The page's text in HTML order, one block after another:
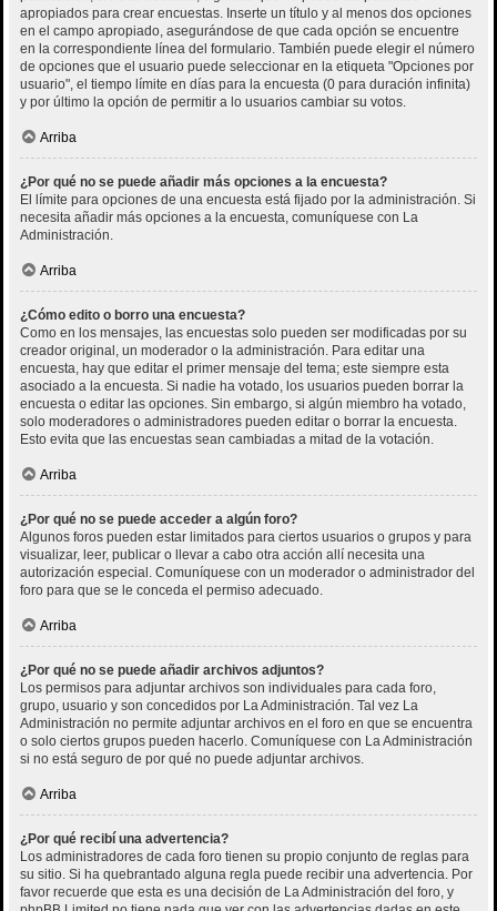
apropiados para crear encuestas. Inserte un título y al menos dos opciones
en el campo apropiado, asegurándose de que cada opción se encuentre
en la correspondiente línea del formulario. También puede elegir el número
de opciones que el usuario puede seleccionar en la etiqueta "Opciones por
usuario", el tiempo límite en días para la encuesta (0 para duración infinita)
y por último la opción de permitir a lo usuarios cambiar su votos.
Arriba
¿Por qué no se puede añadir más opciones a la encuesta?
El límite para opciones de una encuesta está fijado por la administración. Si
necesita añadir más opciones a la encuesta, comuníquese con La
Administración.
Arriba
¿Cómo edito o borro una encuesta?
Como en los mensajes, las encuestas solo pueden ser modificadas por su
creador original, un moderador o la administración. Para editar una
encuesta, hay que editar el primer mensaje del tema; este siempre esta
asociado a la encuesta. Si nadie ha votado, los usuarios pueden borrar la
encuesta o editar las opciones. Sin embargo, si algún miembro ha votado,
solo moderadores o administradores pueden editar o borrar la encuesta.
Esto evita que las encuestas sean cambiadas a mitad de la votación.
Arriba
¿Por qué no se puede acceder a algún foro?
Algunos foros pueden estar limitados para ciertos usuarios o grupos y para
visualizar, leer, publicar o llevar a cabo otra acción allí necesita una
autorización especial. Comuníquese con un moderador o administrador del
foro para que se le conceda el permiso adecuado.
Arriba
¿Por qué no se puede añadir archivos adjuntos?
Los permisos para adjuntar archivos son individuales para cada foro,
grupo, usuario y son concedidos por La Administración. Tal vez La
Administración no permite adjuntar archivos en el foro en que se encuentra
o solo ciertos grupos pueden hacerlo. Comuníquese con La Administración
si no está seguro de por qué no puede adjuntar archivos.
Arriba
¿Por qué recibí una advertencia?
Los administradores de cada foro tienen su propio conjunto de reglas para
su sitio. Si ha quebrantado alguna regla puede recibir una advertencia. Por
favor recuerde que esta es una decisión de La Administración del foro, y